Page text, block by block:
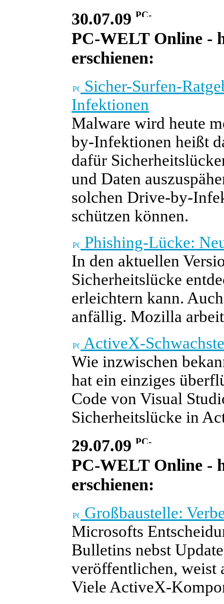
30.07.09
PC-WELT Online -
erschienen:
Sicher-Surfen-
Infektionen
Malware wird heute
by-Infektionen heißt
dafür
und Daten
solchen Drive-by-
schützen können.
Phishing-Lücke:
In den aktuellen
Sicherheitslücke
erleichtern kann.
anfällig. Mozilla
ActiveX-
Wie inzwischen
hat ein einziges
Code von Visual
Sicherheitslücke in
29.07.09
PC-WELT Online -
erschienen:
Großbaustelle:
Microsofts
Bulletins nebst
veröffentlichen, weist
Viele ActiveX-